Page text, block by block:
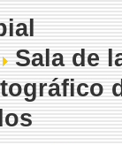
Sala de